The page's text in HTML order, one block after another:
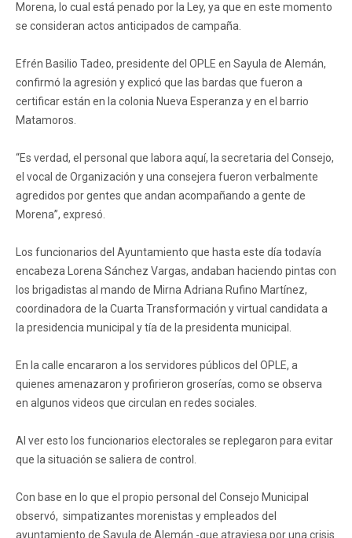
Morena, lo cual está penado por la Ley, ya que en este momento
se consideran actos anticipados de campaña.
Efrén Basilio Tadeo, presidente del OPLE en Sayula de Alemán,
confirmó la agresión y explicó que las bardas que fueron a
certificar están en la colonia Nueva Esperanza y en el barrio
Matamoros.
“Es verdad, el personal que labora aquí, la secretaria del Consejo,
el vocal de Organización y una consejera fueron verbalmente
agredidos por gentes que andan acompañando a gente de
Morena”, expresó.
Los funcionarios del Ayuntamiento que hasta este día todavía
encabeza Lorena Sánchez Vargas, andaban haciendo pintas con
los brigadistas al mando de Mirna Adriana Rufino Martínez,
coordinadora de la Cuarta Transformación y virtual candidata a
la presidencia municipal y tía de la presidenta municipal.
En la calle encararon a los servidores públicos del OPLE, a
quienes amenazaron y profirieron groserías, como se observa
en algunos videos que circulan en redes sociales.
Al ver esto los funcionarios electorales se replegaron para evitar
que la situación se saliera de control.
Con base en lo que el propio personal del Consejo Municipal
observó, simpatizantes morenistas y empleados del
ayuntamiento de Sayula de Alemán -que atraviesa por una crisis